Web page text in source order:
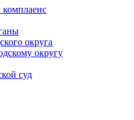
округа
округу
суд